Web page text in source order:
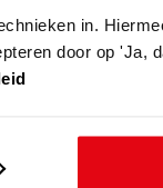
in.
door op 'Ja,